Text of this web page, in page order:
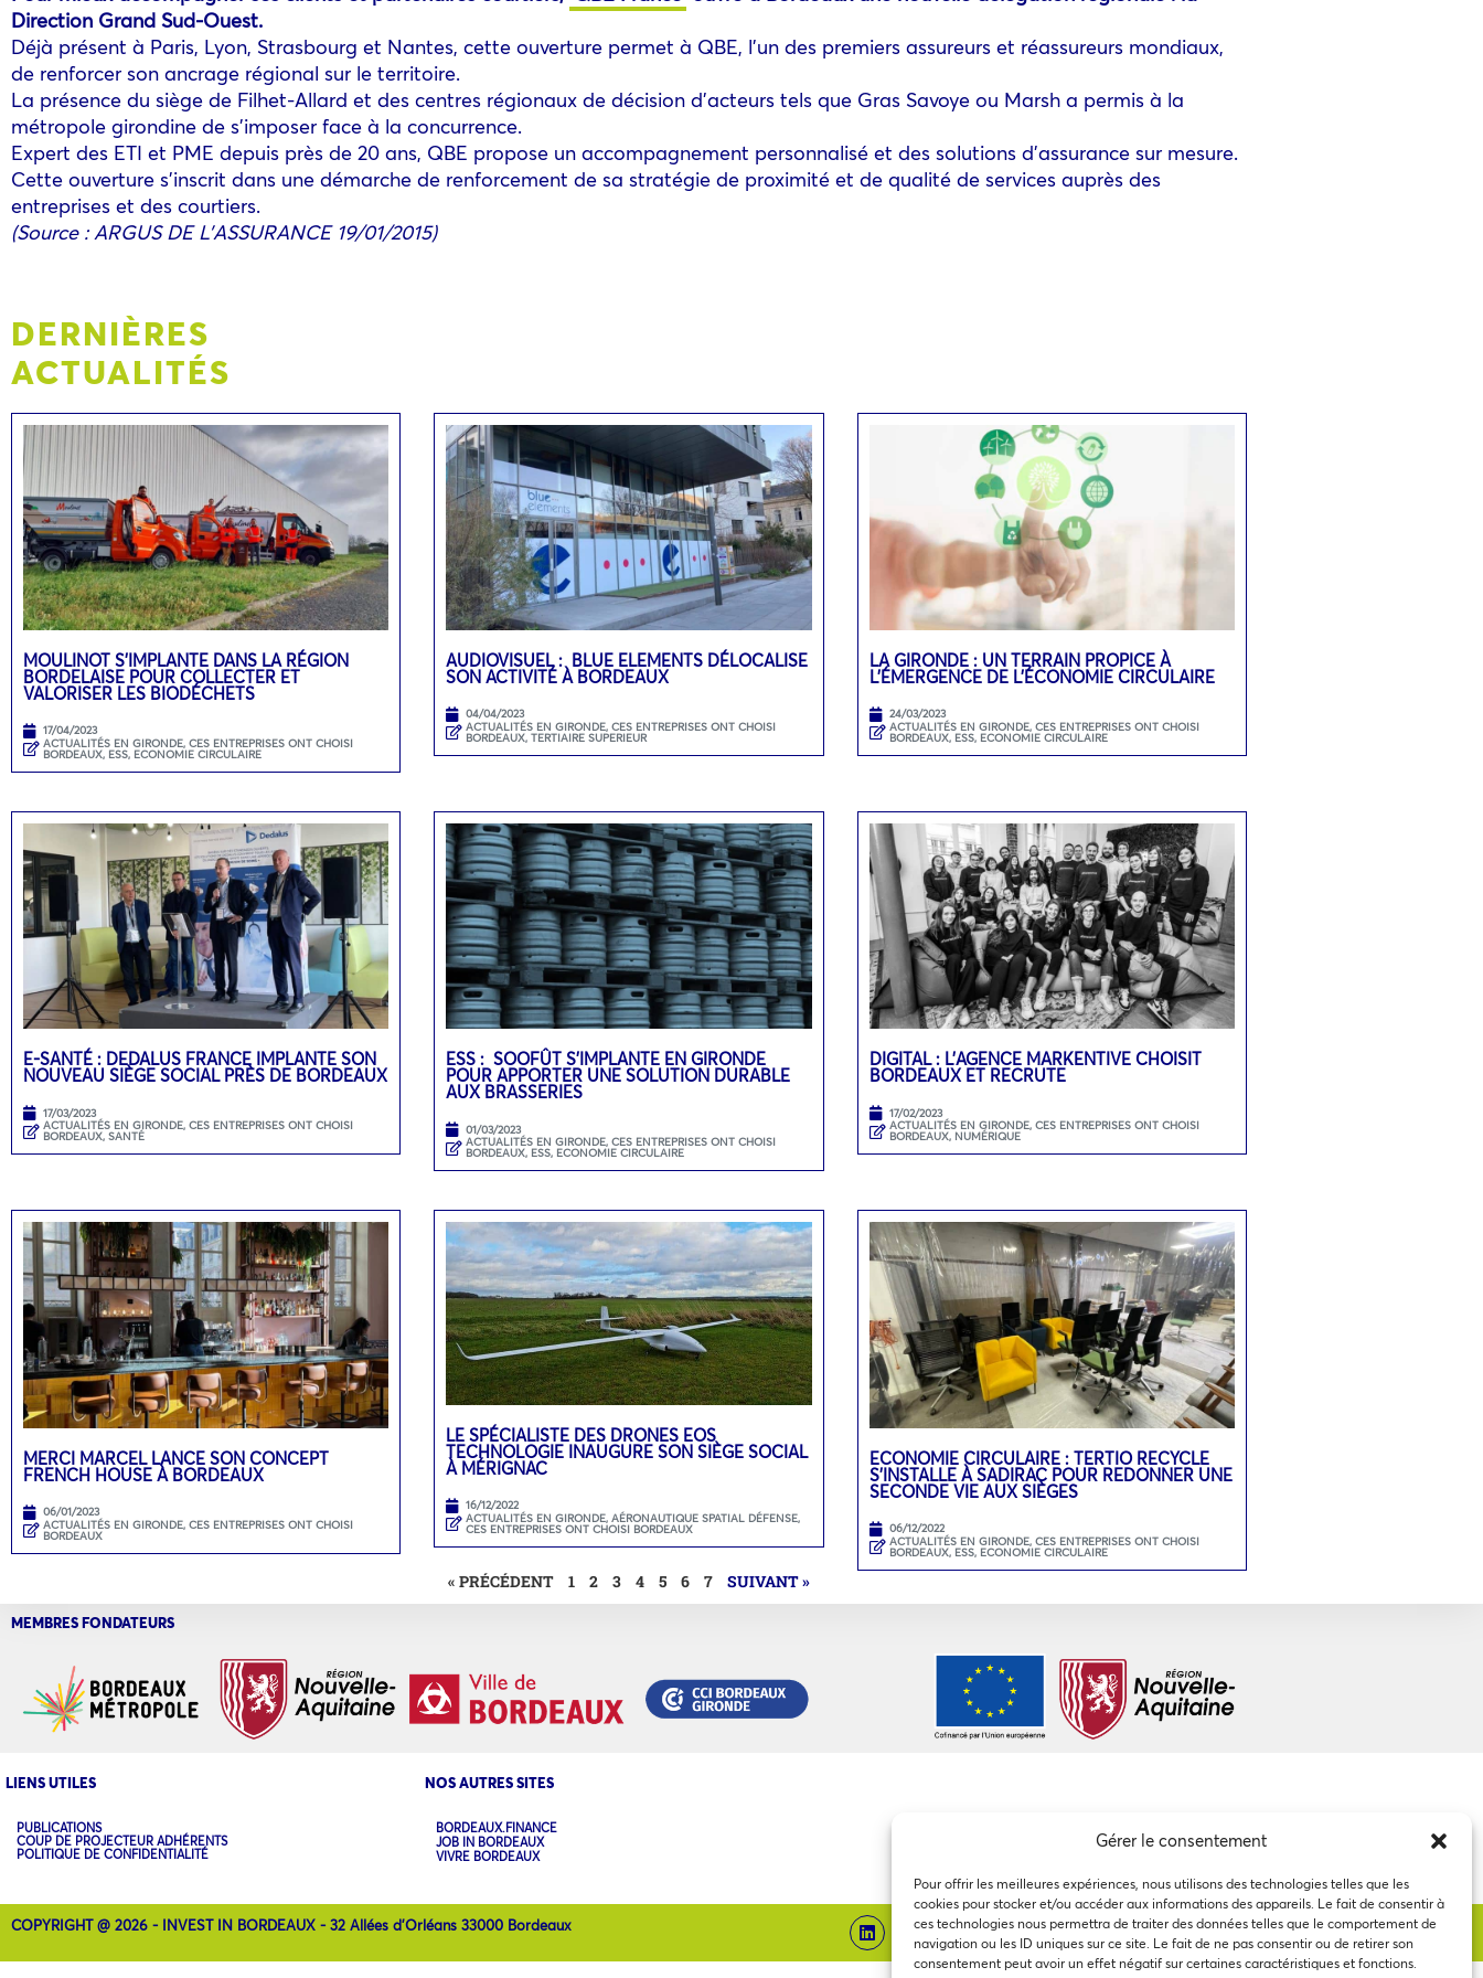
Gérer le consentement
Pour offrir les meilleures expériences, nous utilisons des technologies telles que les
cookies pour stocker et/ou accéder aux informations des appareils. Le fait de consentir à
ces technologies nous permettra de traiter des données telles que le comportement de
navigation ou les ID uniques sur ce site. Le fait de ne pas consentir ou de retirer son
consentement peut avoir un effet négatif sur certaines caractéristiques et fonctions.
Direction Grand Sud-Ouest.
Déjà présent à Paris, Lyon, Strasbourg et Nantes, cette ouverture permet à QBE, l’un des premiers assureurs et réassureurs mondiaux,
de renforcer son ancrage régional sur le territoire.
La présence du siège de Filhet-Allard et des centres régionaux de décision d’acteurs tels que Gras Savoye ou Marsh a permis à la
métropole girondine de s’imposer face à la concurrence.
Expert des ETI et PME depuis près de 20 ans, QBE propose un accompagnement personnalisé et des solutions d’assurance sur mesure.
Cette ouverture s’inscrit dans une démarche de renforcement de sa stratégie de proximité et de qualité de services auprès des
entreprises et des courtiers.
(Source : ARGUS DE L’ASSURANCE 19/01/2015)
DERNIÈRES
ACTUALITÉS
MOULINOT S’IMPLANTE DANS LA RÉGION
BORDELAISE POUR COLLECTER ET
VALORISER LES BIODÉCHETS
17/04/2023
ACTUALITÉS EN GIRONDE, CES ENTREPRISES ONT CHOISI
BORDEAUX, ESS, ECONOMIE CIRCULAIRE
AUDIOVISUEL : BLUE ELEMENTS DÉLOCALISE
SON ACTIVITÉ À BORDEAUX
04/04/2023
ACTUALITÉS EN GIRONDE,CES ENTREPRISES ONT CHOISI
BORDEAUX,TERTIAIRE SUPERIEUR
LA GIRONDE : UN TERRAIN PROPICE À
L’ÉMERGENCE DE L’ÉCONOMIE CIRCULAIRE
24/03/2023
ACTUALITÉS EN GIRONDE, CES ENTREPRISES ONT CHOISI
BORDEAUX, ESS, ECONOMIE CIRCULAIRE
E-SANTÉ : DEDALUS FRANCE IMPLANTE SON
NOUVEAU SIÈGE SOCIAL PRÈS DE BORDEAUX
17/03/2023
ACTUALITÉS EN GIRONDE, CES ENTREPRISES ONT CHOISI
BORDEAUX, SANTÉ
ESS : SOOFÛT S’IMPLANTE EN GIRONDE
POUR APPORTER UNE SOLUTION DURABLE
AUX BRASSERIES
01/03/2023
ACTUALITÉS EN GIRONDE,CES ENTREPRISES ONT CHOISI
BORDEAUX, ESS, ECONOMIE CIRCULAIRE
DIGITAL : L’AGENCE MARKENTIVE CHOISIT
BORDEAUX ET RECRUTE
17/02/2023
ACTUALITÉS EN GIRONDE, CES ENTREPRISES ONT CHOISI
BORDEAUX, NUMÉRIQUE
MERCI MARCEL LANCE SON CONCEPT
FRENCH HOUSE À BORDEAUX
06/01/2023
ACTUALITÉS EN GIRONDE, CES ENTREPRISES ONT CHOISI
BORDEAUX
LE SPÉCIALISTE DES DRONES EOS
TECHNOLOGIE INAUGURE SON SIÈGE SOCIAL
À MÉRIGNAC
16/12/2022
ACTUALITÉS EN GIRONDE,AÉRONAUTIQUE SPATIAL DÉFENSE,
CES ENTREPRISES ONT CHOISI BORDEAUX
ECONOMIE CIRCULAIRE : TERTIO RECYCLE
S’INSTALLE À SADIRAC POUR REDONNER UNE
SECONDE VIE AUX SIÈGES
06/12/2022
ACTUALITÉS EN GIRONDE, CES ENTREPRISES ONT CHOISI
BORDEAUX, ESS, ECONOMIE CIRCULAIRE
« PRÉCÉDENT 1 2 3 4 5 6 7 SUIVANT »
MEMBRES FONDATEURS
LIENS UTILES
PUBLICATIONS
COUP DE PROJECTEUR ADHÉRENTS
POLITIQUE DE CONFIDENTIALITÉ
NOS AUTRES SITES
BORDEAUX.FINANCE
JOB IN BORDEAUX
VIVRE BORDEAUX
COPYRIGHT @ 2026 - INVEST IN BORDEAUX - 32 Allées d'Orléans 33000 Bordeaux